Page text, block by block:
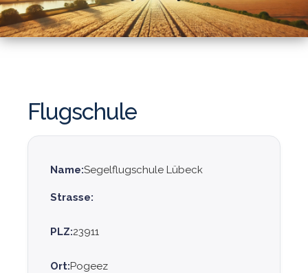
Flugschule
Name:Segelflugschule Lübeck
Strasse:
PLZ:23911
Ort:Pogeez